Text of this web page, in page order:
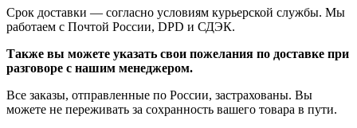
Срок доставки — согласно условиям курьерской службы. Мы
работаем с Почтой России, DPD и СДЭК.
Также вы можете указать свои пожелания по доставке при
разговоре с нашим менеджером.
Все заказы, отправленные по России, застрахованы. Вы
можете не переживать за сохранность вашего товара в пути.